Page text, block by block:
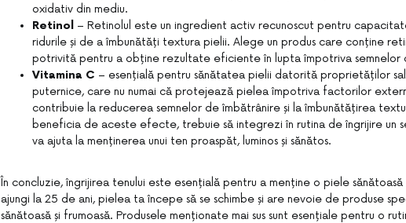
oxidativ din mediu.
Retinol – Retinolul este un ingredient activ recunoscut pentru
ridurile și de a îmbunătăți textura pielii. Alege un produs care conține
potrivită pentru a obține rezultate eficiente în lupta împotriva semnelor
Vitamina C – esențială pentru sănătatea pielii datorită proprietăților
puternice, care nu numai că protejează pielea împotriva factorilor
contribuie la reducerea semnelor de îmbătrânire și la îmbunătățirea
beneficia de aceste efecte, trebuie să integrezi în rutina de îngrijire un
va ajuta la menținerea unui ten proaspăt, luminos și sănătos.
În concluzie, îngrijirea tenului este esențială pentru a menține o piele
ajungi la 25 de ani, pielea ta începe să se schimbe și are nevoie de produse
sănătoasă și frumoasă. Produsele menționate mai sus sunt esențiale pentru o